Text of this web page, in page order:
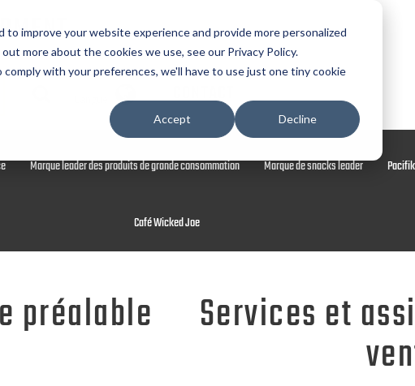
improve your website experience and provide more personalized
more about the cookies we use, see our Privacy Policy.
with your preferences, we'll have to use just one tiny cookie
Accept Decline
CONTACT
Équipement de broyage pour l'alimentaire, la chimie et les minéraux
Marque leader des produits de grande consommation Marque de snacks leader
Café Wicked Joe
et fabrication d’équipements de traitement sur
préalable Services et